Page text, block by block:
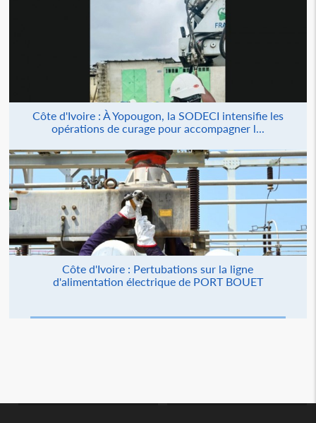
Côte d'Ivoire : À Yopougon, la SODECI intensifie les
opérations de curage pour accompagner l...
Côte d'Ivoire : Pertubations sur la ligne
d'alimentation électrique de PORT BOUET